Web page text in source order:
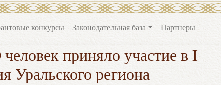
конкурсы Законодательная база Партнеры
приняло участие в I
Уральского региона